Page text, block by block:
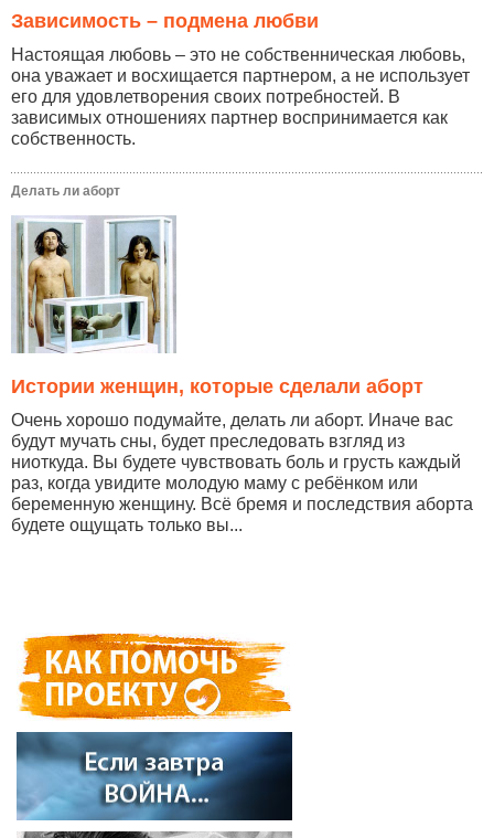
Зависимость – подмена любви
Настоящая любовь – это не собственническая любовь,
она уважает и восхищается партнером, а не использует
его для удовлетворения своих потребностей. В
зависимых отношениях партнер воспринимается как
собственность.
Делать ли аборт
Истории женщин, которые сделали аборт
Очень хорошо подумайте, делать ли аборт. Иначе вас
будут мучать сны, будет преследовать взгляд из
ниоткуда. Вы будете чувствовать боль и грусть каждый
раз, когда увидите молодую маму с ребёнком или
беременную женщину. Всё бремя и последствия аборта
будете ощущать только вы...